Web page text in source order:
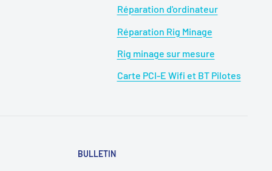
Réparation d'ordinateur
Réparation Rig Minage
Rig minage sur mesure
Carte PCI-E Wifi et BT Pilotes
BULLETIN